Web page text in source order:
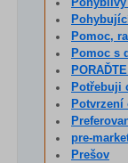
Pomoc,
Pomoc s
Potřebuji
Potvrzení
pre-
Prešov